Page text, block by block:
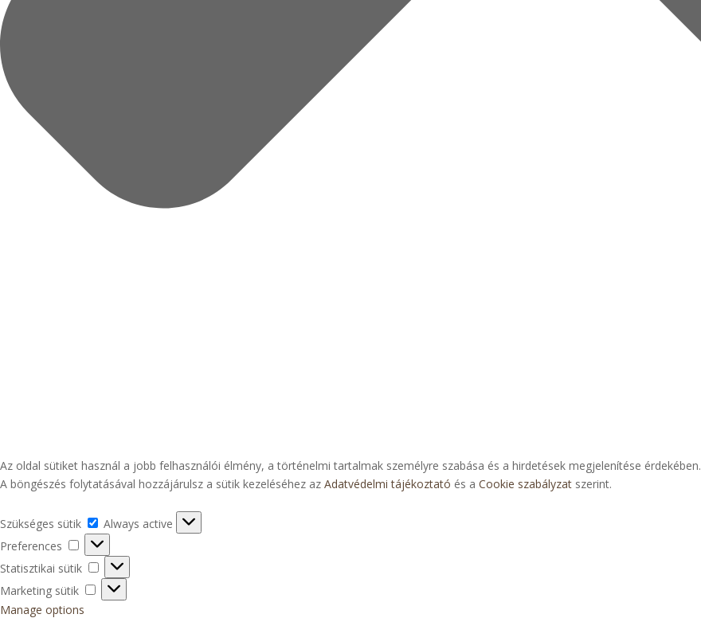
Az oldal sütiket használ a jobb felhasználói élmény, a történelmi tartalmak személyre szabása és a hirdetések megjelenítése érdekében.
A böngészés folytatásával hozzájárulsz a sütik kezeléséhez az Adatvédelmi tájékoztató és a Cookie szabályzat szerint.
Szükséges sütik
Szükséges
sütik
Always active
Preferences
Preferences
Statisztikai sütik
Statisztikai
sütik
Marketing sütik
Marketing
sütik
Manage options